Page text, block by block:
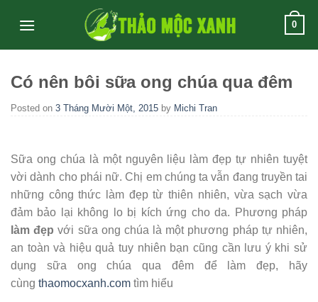
0
Có nên bôi sữa ong chúa qua đêm
Posted on 3 Tháng Mười Một, 2015 by Michi Tran
Sữa ong chúa là một nguyên liệu làm đẹp tự nhiên tuyệt
vời dành cho phái nữ. Chị em chúng ta vẫn đang truyền tai
những công thức làm đẹp từ thiên nhiên, vừa sạch vừa
đảm bảo lại không lo bị kích ứng cho da. Phương pháp
làm đẹp với sữa ong chúa là một phương pháp tự nhiên,
an toàn và hiệu quả tuy nhiên bạn cũng cần lưu ý khi sử
dụng sữa ong chúa qua đêm để làm đẹp, hãy
cùng thaomocxanh.com tìm hiểu